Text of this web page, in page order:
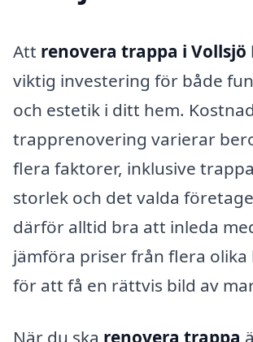
Att renovera trappa i Vollsjö
viktig investering för både
och estetik i ditt hem.
trapprenovering varierar
flera faktorer, inklusive
storlek och det valda
därför alltid bra att inleda
jämföra priser från flera
för att få en rättvis bild av
När du ska renovera trappa